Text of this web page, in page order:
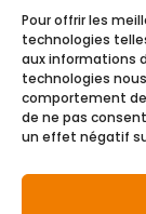
Pour offrir les
technologies
aux informations
technologies
comportement de
de ne pas
un effet négatif